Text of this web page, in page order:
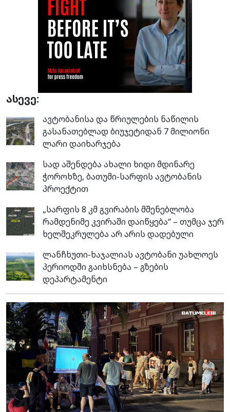
ასევე:
ავტობანისა და წრიულების ნაწილის
გასანათებლად ბიუჯეტიდან 7 მილიონი
ლარი დაიხარჯება
სად აშენდება ახალი ხიდი მდინარე
ჭოროხზე, ბათუმი-სარფის ავტობანის
პროექტით
„სარფის 8 კმ გვირაბის მშენებლობა
რამდენიმე კვირაში დაიწყება“ – თუმცა ჯერ
ხელშეკრულება არ არის დადებული
ლანჩხუთი-ხაჯალიას ავტობანი უახლოეს
პერიოდში გაიხსნება – გზების
დეპარტამენტი